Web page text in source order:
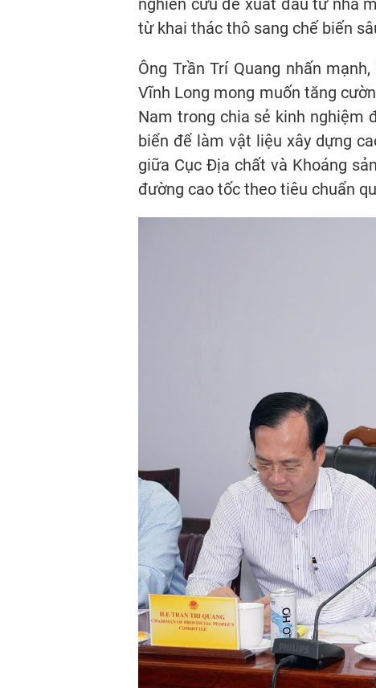
nghiên cứu đề xuất đầu tư nhà
từ khai thác thô sang chế biến
Ông Trần Trí Quang nhấn
Vĩnh Long mong muốn tăng
Nam trong chia sẻ kinh nghiệm
biển để làm vật liệu xây dựng
giữa Cục Địa chất và Khoáng
đường cao tốc theo tiêu chuẩn